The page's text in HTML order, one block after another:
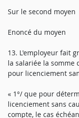
Sur le second moyen
Enoncé du moyen
13. L'employeur fait
la salariée la somme
pour licenciement
« 1°/ que pour
licenciement sans
compte, le cas